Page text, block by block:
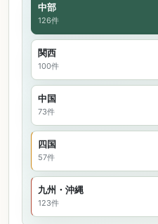
中部
126件
関西
100件
中国
73件
四国
57件
九州・沖縄
123件